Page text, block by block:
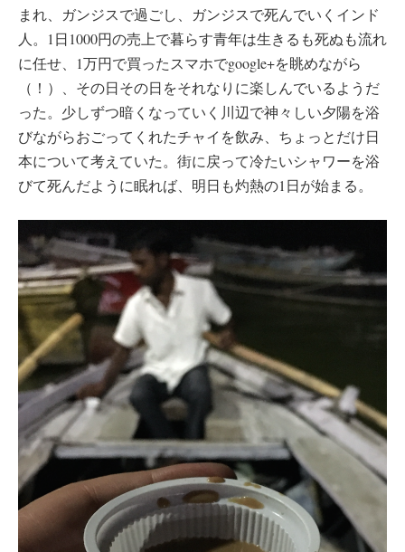
まれ、ガンジスで過ごし、ガンジスで死んでいくインド
人。1日1000円の売上で暮らす青年は生きるも死ぬも流れ
に任せ、1万円で買ったスマホでgoogle+を眺めながら
（！）、その日その日をそれなりに楽しんでいるようだ
った。少しずつ暗くなっていく川辺で神々しい夕陽を浴
びながらおごってくれたチャイを飲み、ちょっとだけ日
本について考えていた。街に戻って冷たいシャワーを浴
びて死んだように眠れば、明日も灼熱の1日が始まる。